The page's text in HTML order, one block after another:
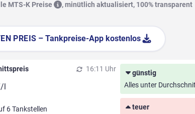
MTS-K Preise ,minütlich aktualisiert, 100% transparent
PREIS – Tankpreise-App kostenlos
16:11 Uhr
l
6Tankstellen
günstig
Alles unter
teuer